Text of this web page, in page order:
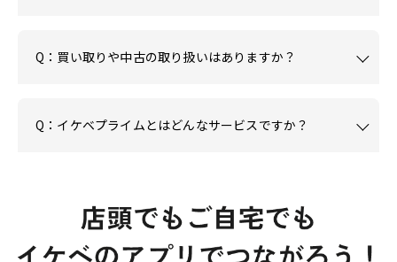
Q：買い取りや中古の取り扱いはありますか？
Q：イケベプライムとはどんなサービスですか？